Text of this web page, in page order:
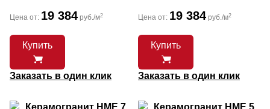
Цена от: 19 384 руб./м2
Купить
Заказать в один клик
Цена от: 19 384 руб./м2
Купить
Заказать в один клик